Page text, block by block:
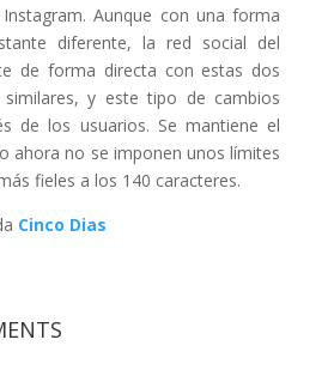
Aunque con una forma
diferente, la red social del
de forma directa con estas dos
y este tipo de cambios
de los usuarios. Se mantiene el
ahora no se imponen unos límites
fieles a los 140 caracteres.
Cinco Dias